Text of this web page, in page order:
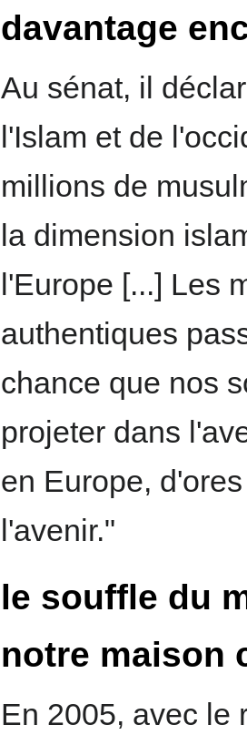
davantage
Au sénat, il
l'Islam et de
millions de
la dimension
l'Europe [...] Les
authentiques
chance que nos
projeter dans
en Europe,
l'avenir."
le souffle du
notre maison
En 2005, avec le